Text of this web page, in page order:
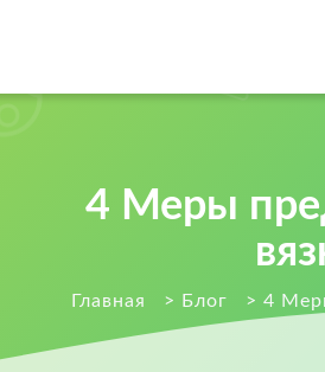
4 Меры
Главная > Блог > 4